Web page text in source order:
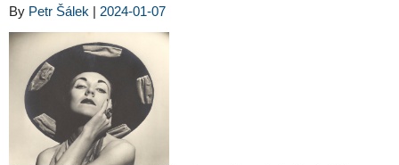
By Petr Šálek | 2024-01-07